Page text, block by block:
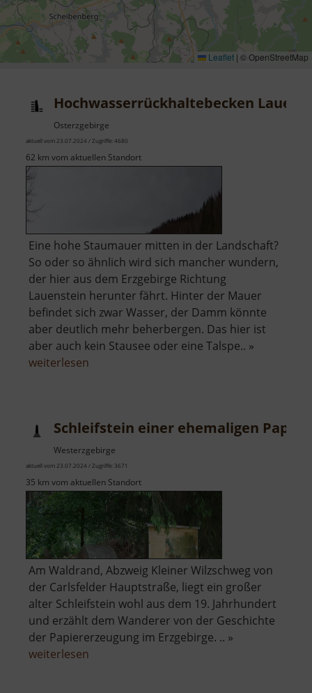
Leaflet | © OpenStreetMap
Hochwasserrückhaltebecken
Osterzgebirge
aktuell vom 23.07.2024 / Zugriffe: 4680
62 km vom aktuellen Standort
Eine hohe Staumauer mitten in der Landschaft?
So oder so ähnlich wird sich mancher wundern,
der hier aus dem Erzgebirge Richtung
Lauenstein herunter fährt. Hinter der Mauer
befindet sich zwar Wasser, der Damm könnte
aber deutlich mehr beherbergen. Das hier ist
aber auch kein Stausee oder eine Talspe.. »
weiterlesen
Schleifstein einer ehemaligen
Westerzgebirge
aktuell vom 23.07.2024 / Zugriffe: 3671
35 km vom aktuellen Standort
Am Waldrand, Abzweig Kleiner Wilzschweg von
der Carlsfelder Hauptstraße, liegt ein großer
alter Schleifstein wohl aus dem 19. Jahrhundert
und erzählt dem Wanderer von der Geschichte
der Papiererzeugung im Erzgebirge. .. »
weiterlesen